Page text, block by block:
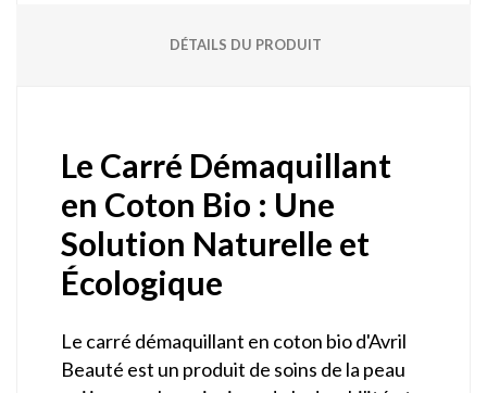
DÉTAILS DU PRODUIT
Le Carré Démaquillant
en Coton Bio : Une
Solution Naturelle et
Écologique
Le carré démaquillant en coton bio d'Avril
Beauté est un produit de soins de la peau